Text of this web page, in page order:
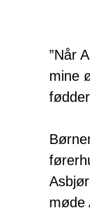
”Når
mine
møde